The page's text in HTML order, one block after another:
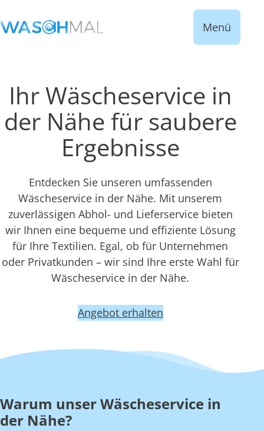
Menü
Ihr Wäscheservice in
der Nähe für saubere
Ergebnisse
Entdecken Sie unseren umfassenden
Wäscheservice in der Nähe. Mit unserem
zuverlässigen Abhol- und Lieferservice bieten
wir Ihnen eine bequeme und effiziente Lösung
für Ihre Textilien. Egal, ob für Unternehmen
oder Privatkunden – wir sind Ihre erste Wahl für
Wäscheservice in der Nähe.
Angebot erhalten
Warum unser Wäscheservice in
der Nähe?